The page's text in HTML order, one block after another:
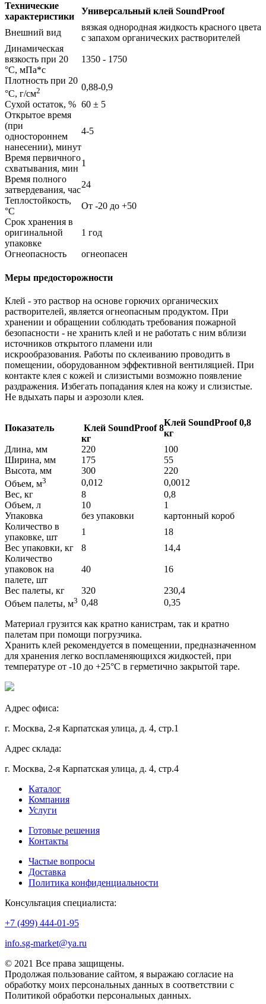
Технические
характеристики
Универсальный клей SoundProof
Внешний вид
вязкая однородная жидкость красного цвета
с запахом органических растворителей
Динамическая
вязкость при 20
°С, мПа*с
1350 - 1750
Плотность при 20
°С, г/см2
0,88-0,9
Сухой остаток, % 60 ± 5
Открытое время
(при
одностороннем
нанесении), минут
4-5
Время первичного
схватывания, мин
1
Время полного
затвердевания, час
24
Теплостойкость,
°С
От -20 до +50
Срок хранения в
оригинальной
упаковке
1 год
Огнеопасность огнеопасен
Меры предосторожности
Клей - это раствор на основе горючих органических
растворителей, является огнеопасным продуктом. При
хранении и обращении соблюдать требования пожарной
безопасности - не хранить клей и не работать с ним вблизи
источников открытого пламени или
искрообразования. Работы по склеиванию проводить в
помещении, оборудованном эффективной вентиляцией. При
контакте клея с кожей и слизистыми возможно появление
раздражения. Избегать попадания клея на кожу и слизистые.
Не вдыхать пары и аэрозоли клея.
Показатель
Клей SoundProof 8
кг
Клей SoundProof 0,8
кг
Длина, мм
220
100
Ширина, мм
175
55
Высота, мм
300
220
Объем, м3 0,012
0,0012
Вес, кг
8
0,8
Объем, л
10
1
Упаковка
без упаковки
картонный короб
Количество в
упаковке, шт
1
18
Вес упаковки, кг
8
14,4
Количество
упаковок на
палете, шт
40 16
Вес палеты, кг 320
230,4
Объем палеты, м3 0,48 0,35
Материал грузится как кратно канистрам, так и кратно
палетам при помощи погрузчика.
Хранить клей рекомендуется в помещении, предназначенном
для хранения легко воспламеняющихся жидкостей, при
температуре от -10 до +25°С в герметично закрытой таре.
Адрес офиса:
г. Москва, 2-я Карпатская улица, д. 4, стр.1
Адрес склада:
г. Москва, 2-я Карпатская улица, д. 4, стр.4
Каталог
Компания
Услуги
Готовые решения
Контакты
Частые вопросы
Доставка
Политика конфиденциальности
Консультация специалиста:
+7 (499) 444-01-95
info.sg-market@ya.ru
© 2021 Все права защищены.
Продолжая пользование сайтом, я выражаю согласие на
обработку моих персональных данных в соответствии с
Политикой обработки персональных данных.